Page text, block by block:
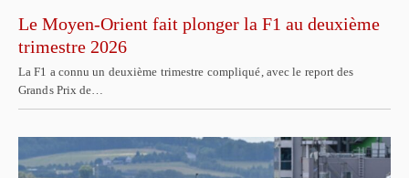
Le Moyen-Orient fait plonger la F1 au deuxième
trimestre 2026
La F1 a connu un deuxième trimestre compliqué, avec le report des
Grands Prix de…